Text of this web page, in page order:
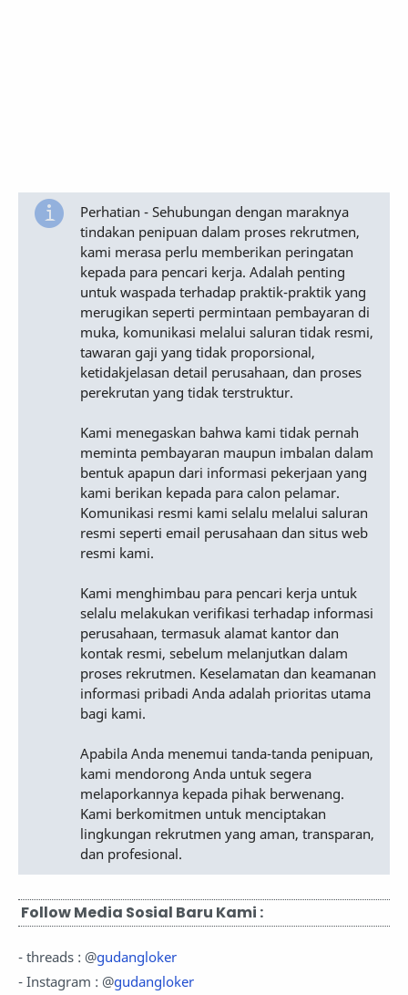
Perhatian - Sehubungan dengan maraknya
tindakan penipuan dalam proses rekrutmen,
kami merasa perlu memberikan peringatan
kepada para pencari kerja. Adalah penting
untuk waspada terhadap praktik-praktik yang
merugikan seperti permintaan pembayaran di
muka, komunikasi melalui saluran tidak resmi,
tawaran gaji yang tidak proporsional,
ketidakjelasan detail perusahaan, dan proses
perekrutan yang tidak terstruktur.
Kami menegaskan bahwa kami tidak pernah
meminta pembayaran maupun imbalan dalam
bentuk apapun dari informasi pekerjaan yang
kami berikan kepada para calon pelamar.
Komunikasi resmi kami selalu melalui saluran
resmi seperti email perusahaan dan situs web
resmi kami.
Kami menghimbau para pencari kerja untuk
selalu melakukan verifikasi terhadap informasi
perusahaan, termasuk alamat kantor dan
kontak resmi, sebelum melanjutkan dalam
proses rekrutmen. Keselamatan dan keamanan
informasi pribadi Anda adalah prioritas utama
bagi kami.
Apabila Anda menemui tanda-tanda penipuan,
kami mendorong Anda untuk segera
melaporkannya kepada pihak berwenang.
Kami berkomitmen untuk menciptakan
lingkungan rekrutmen yang aman, transparan,
dan profesional.
Follow Media Sosial Baru Kami :
- threads : @gudangloker
- Instagram : @gudangloker